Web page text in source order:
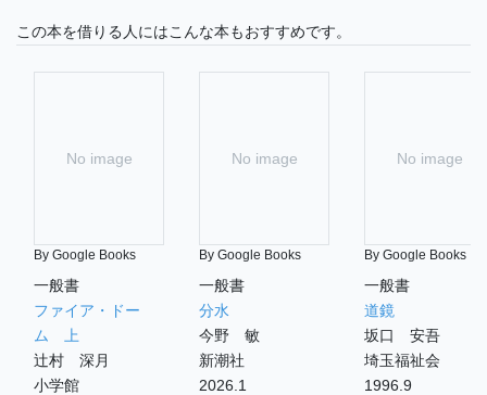
この本を借りる人にはこんな本もおすすめです。
No image
By Google Books
一般書
ファイア・ドー
ム 上
辻村 深月
小学館
No image
By Google Books
一般書
分水
今野 敏
新潮社
2026.1
No image
By Google Books
一般書
道鏡
坂口 安吾
埼玉福祉会
1996.9